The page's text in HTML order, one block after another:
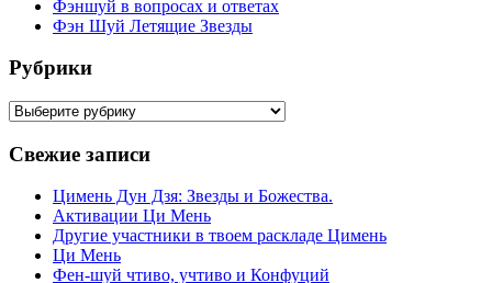
Фэншуй в вопросах и ответах
Фэн Шуй Летящие Звезды
Рубрики
Рубрики
Свежие записи
Цимень Дун Дзя: Звезды и Божества.
Активации Ци Мень
Другие участники в твоем раскладе Цимень
Ци Мень
Фен-шуй чтиво, учтиво и Конфуций